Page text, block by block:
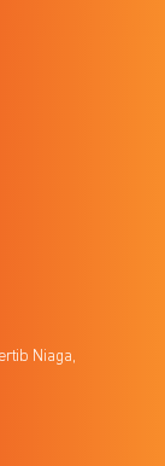
Niaga,